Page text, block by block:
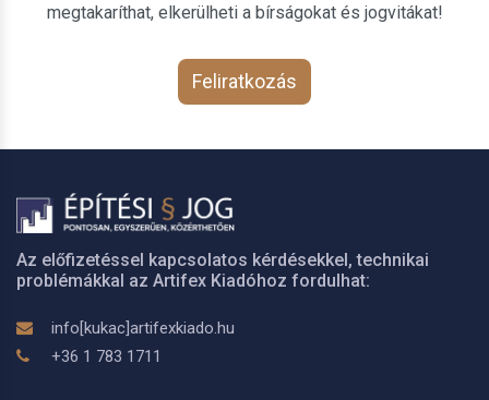
megtakaríthat, elkerülheti a bírságokat és jogvitákat!
Feliratkozás
Az előfizetéssel kapcsolatos kérdésekkel, technikai
problémákkal az Artifex Kiadóhoz fordulhat:
info[kukac]artifexkiado.hu
+36 1 783 1711